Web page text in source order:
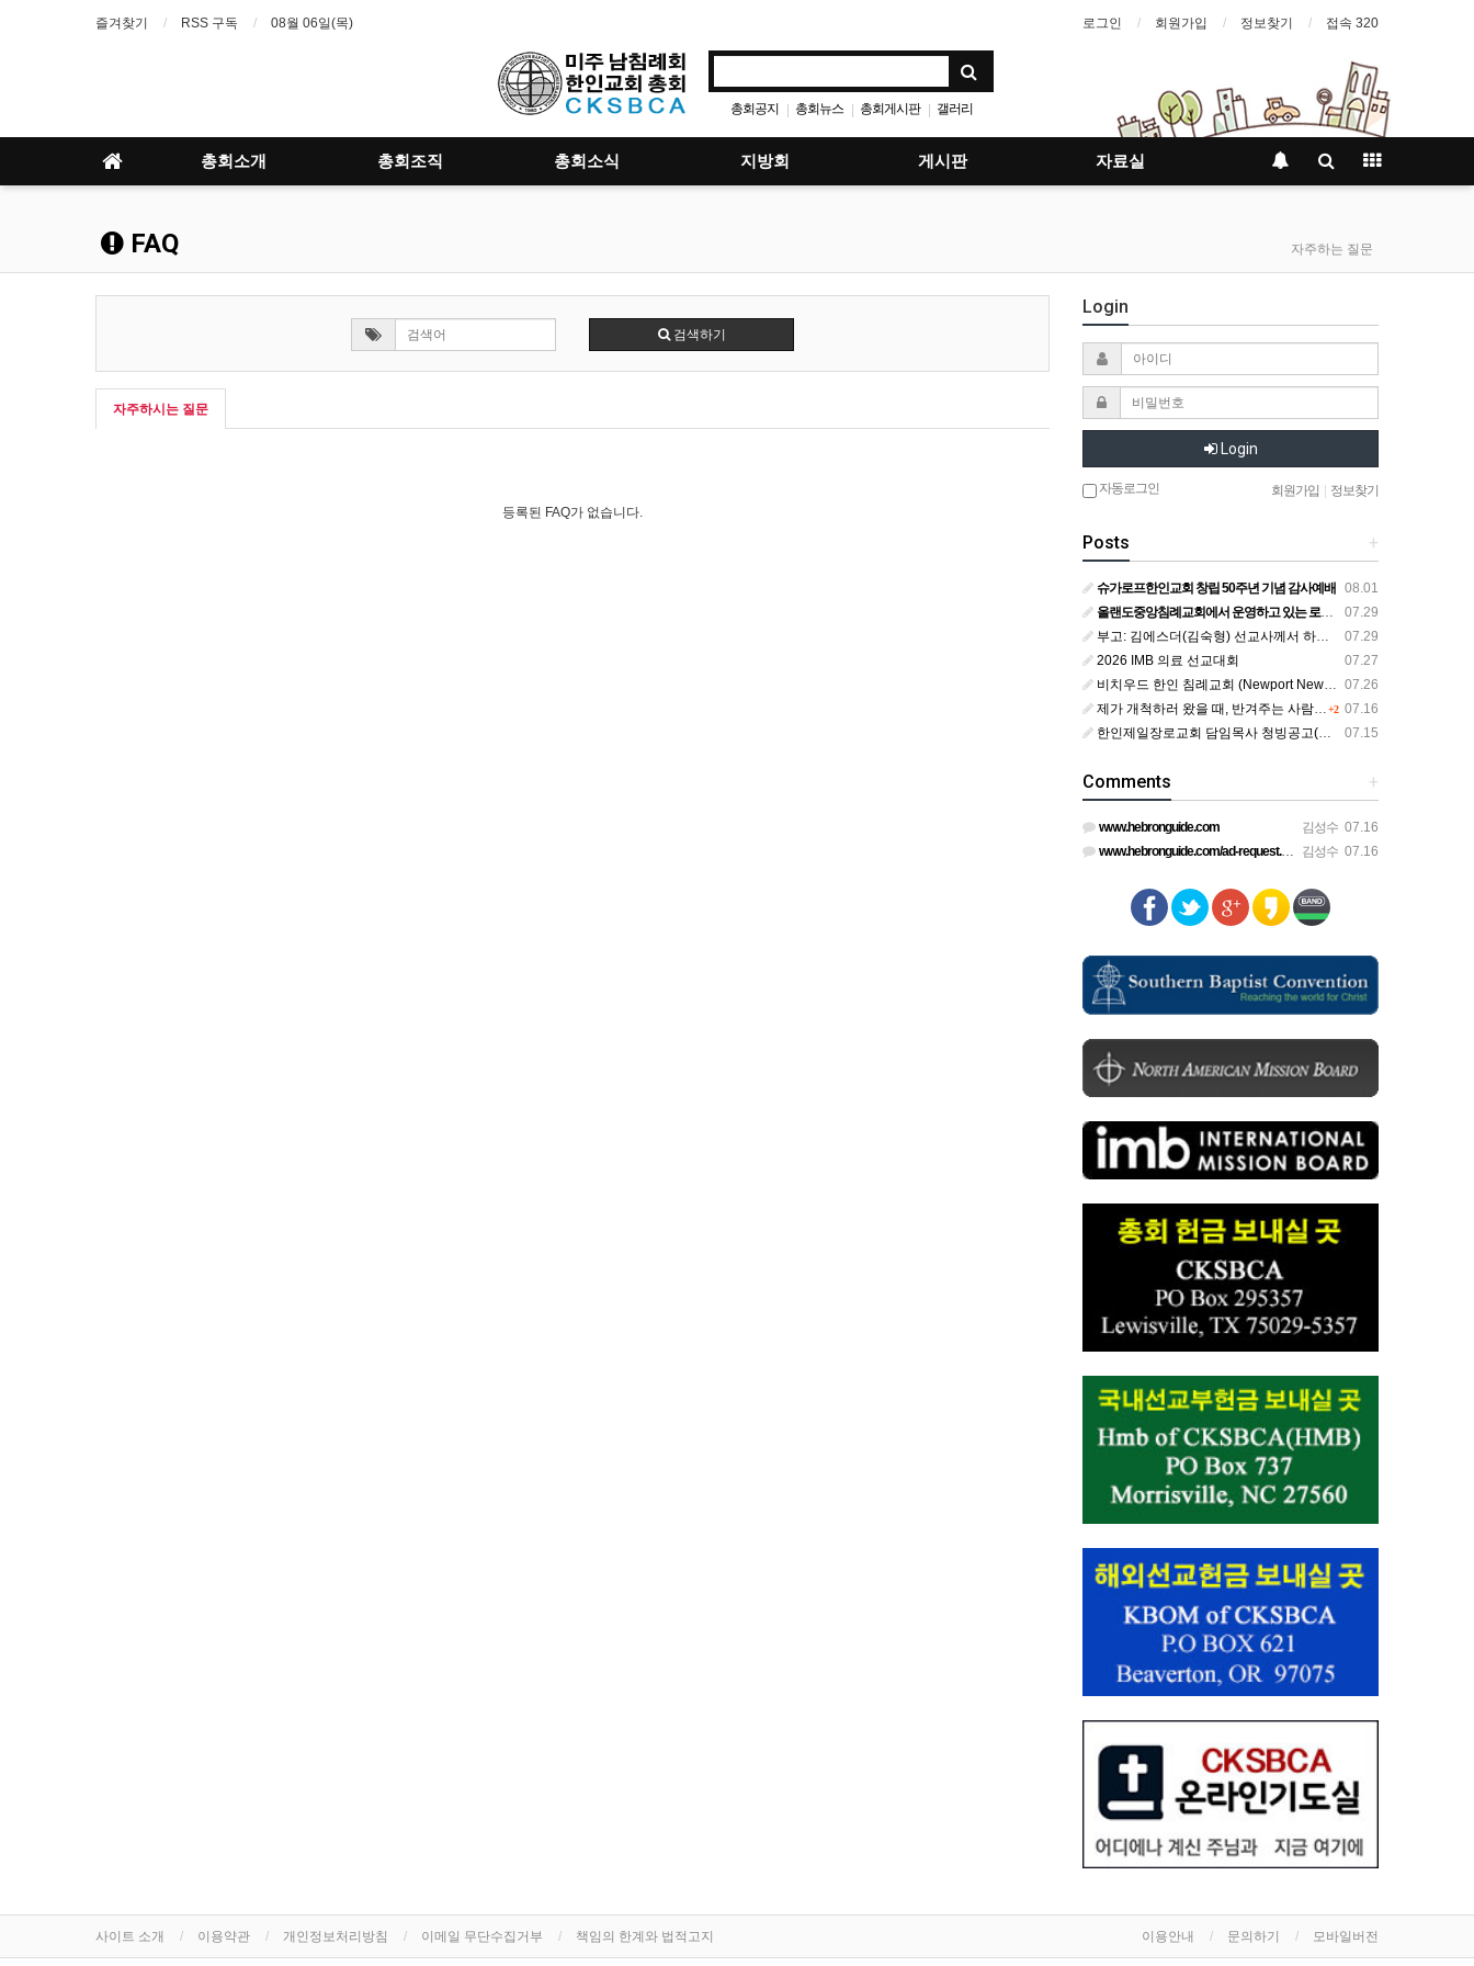
즐겨찾기 RSS 구독 08월 06일(목) 로그인 회원가입 정보찾기 접속 320
총회공지 | 총회뉴스 | 총회게시판 | 갤러리
총회소개 총회조직 총회소식 지방회 게시판 자료실
FAQ 자주하는 질문
검색하기
자주하시는 질문
등록된 FAQ가 없습니다.
Login
Login
자동로그인 회원가입 정보찾기
+
Posts
08.01
슈가로프한인교회 창립 50주년 기념 감사예배
07.29
올랜도중앙침례교회에서 운영하고 있는 로뎀선교관을 소개해 드립니다
07.29
부고: 김에스더(김숙형) 선교사께서 하나님의 부르심을 받았습니다.
07.27
2026 IMB 의료 선교대회
07.26
비치우드 한인 침례교회 (Newport News, Virginia) 담임목사 청빙
+2 07.16
제가 개척하러 왔을 때, 반겨주는 사람이 없었습니다.
07.15
한인제일장로교회 담임목사 청빙공고(교단 변경 가능한 교회)
+
Comments
김성수 07.16
www.hebronguide.com
김성수 07.16
www.hebronguide.com/ad-request.html
사이트 소개 이용약관 개인정보처리방침 이메일 무단수집거부 책임의 한계와 법적고지 이용안내 문의하기 모바일버전